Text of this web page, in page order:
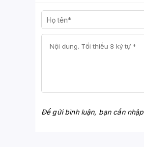
Để gửi bình luận, bạn cần